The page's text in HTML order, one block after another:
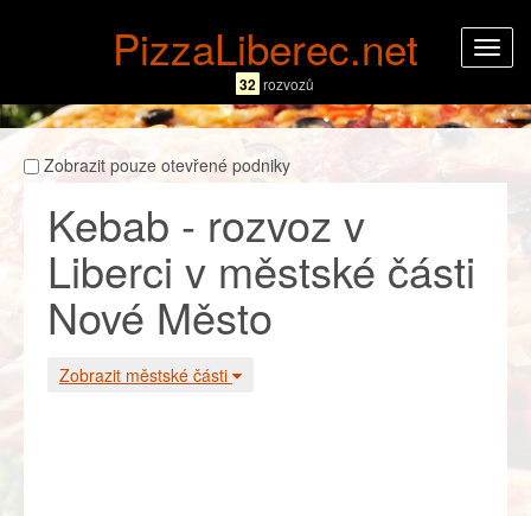
PizzaLiberec.net
32 rozvozů
Zobrazit pouze otevřené podniky
Kebab - rozvoz v
Liberci v městské části
Nové Město
Zobrazit městské části